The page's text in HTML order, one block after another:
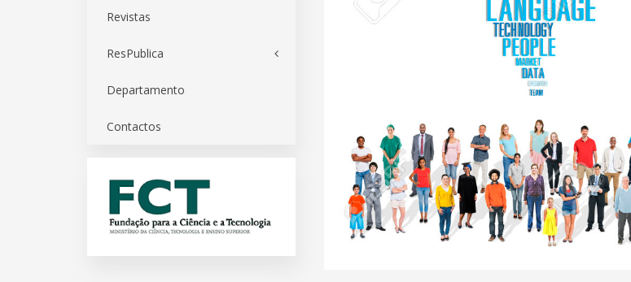
Revistas
ResPublica
Departamento
Contactos